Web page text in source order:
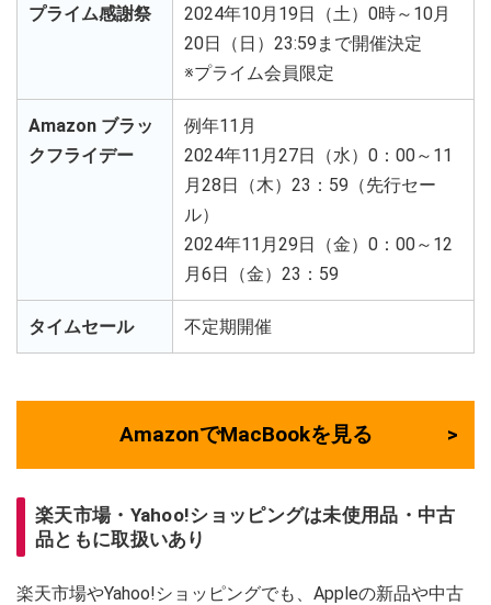
プライム感謝祭
2024年10月19日（土）0時～10月
20日（日）23:59まで開催決定
※プライム会員限定
Amazon ブラッ
クフライデー
例年11月
2024年11月27日（水）0：00～11
月28日（木）23：59（先行セー
ル）
2024年11月29日（金）0：00～12
月6日（金）23：59
タイムセール 不定期開催
AmazonでMacBookを見る
楽天市場・Yahoo!ショッピングは未使用品・中古
品ともに取扱いあり
楽天市場やYahoo!ショッピングでも、Appleの新品や中古